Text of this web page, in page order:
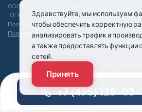
ООО НКЦ "ПРОФИЛАКТИКА"
ОГРН: 1187746971950
Политика конфиденциальностиПолитика
Пользовательское соглашениеРедакционная
© 2026 21rehab. Все права
+7 (495) 128-03-
Здравствуйте, мы используем
чтобы обеспечить корректную
анализировать трафик и
а также предоставлять функции
сетей.
Принять